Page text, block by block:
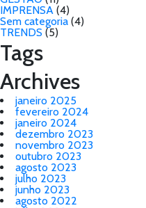
IMPRENSA (4)
Sem categoria (4)
TRENDS (5)
Tags
Archives
janeiro 2025
fevereiro 2024
janeiro 2024
dezembro 2023
novembro 2023
outubro 2023
agosto 2023
julho 2023
junho 2023
agosto 2022